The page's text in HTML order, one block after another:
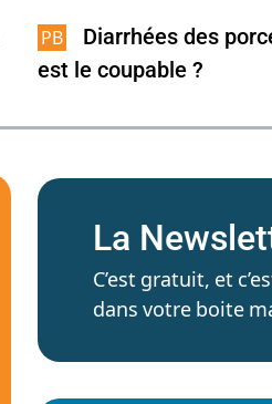
Diarrhées des
est le coupable ?
La
C’est gratuit, et
dans votre boite